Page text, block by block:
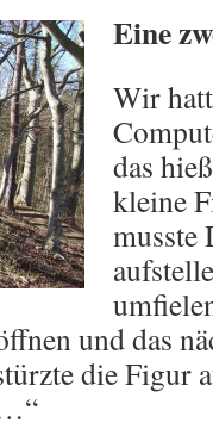
Eine
Wir
das
kleine
musste
und das
die Figur